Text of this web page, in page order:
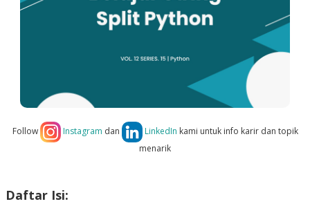
Follow Instagram dan LinkedIn kami untuk info karir dan topik
menarik
Daftar Isi: